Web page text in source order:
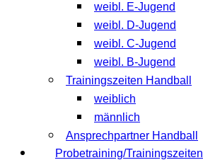
weibl. E-Jugend
weibl. D-Jugend
weibl. C-Jugend
weibl. B-Jugend
Trainingszeiten Handball
weiblich
männlich
Ansprechpartner Handball
Probetraining/Trainingszeiten